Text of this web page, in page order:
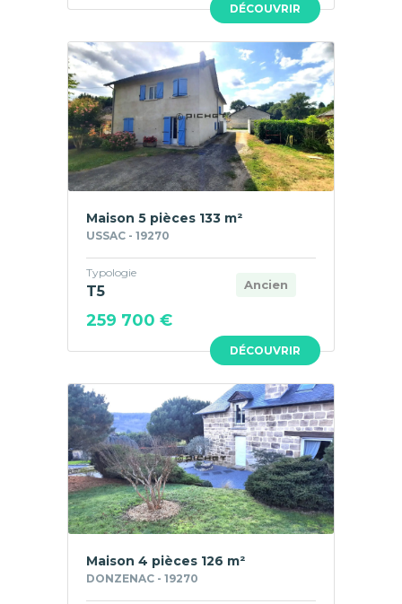
DÉCOUVRIR
DÉCOUVRIR
Maison 5 pièces 133 m²
USSAC - 19270
Ancien
Typologie
T5
259 700 €
Maison 4 pièces 126 m²
DONZENAC - 19270